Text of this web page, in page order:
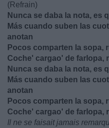
(Refrain)
Nunca se daba la nota, es
Más cuando suben las
anotan
Pocos comparten la sopa,
Coche' cargao' de farlopa,
Nunca se daba la nota, es
Más cuando suben las
anotan
Pocos comparten la sopa,
Coche' cargao' de farlopa,
Il ne se faisait jamais